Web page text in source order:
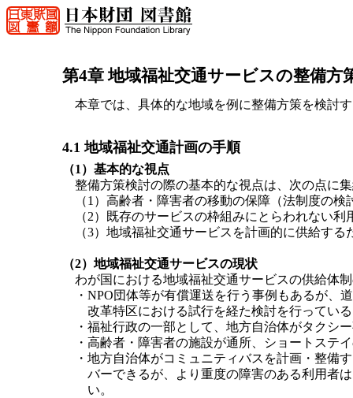
第4章 地域福祉交通サービスの整備方
本章では、具体的な地域を例に整備方策を検討
4.1 地域福祉交通計画の手順
（1）基本的な視点
整備方策検討の際の基本的な視点は、次の点に
（1）高齢者・障害者の移動の保障（法制度の検
（2）既存のサービスの枠組みにとらわれない
（3）地域福祉交通サービスを計画的に供給する
（2）地域福祉交通サービスの現状
わが国における地域福祉交通サービスの供給体
・NPO団体等が有償運送を行う事例もあるが、
改革特区における試行を経た検討を行ってい
・福祉行政の一部として、地方自治体がタクシ
・高齢者・障害者の施設が通所、ショートステ
・地方自治体がコミュニティバスを計画・整備
バーできるが、より重度の障害のある利用者
い。